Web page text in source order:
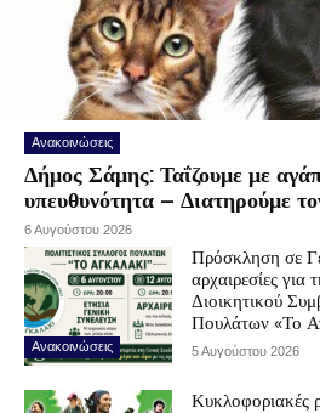
Ανακοινώσεις
Δήμος Σάμης: Ταΐζουμε με
υπευθυνότητα – Διατηρούμε
6 Αυγούστου 2026
Ανακοινώσεις
Πρόσκληση σε
αρχαιρεσίες για
Διοικητικού
Πουλάτων «Το
5 Αυγούστου 2026
Κυκλοφοριακές